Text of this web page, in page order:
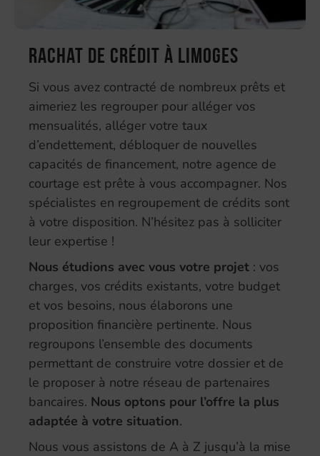
Rachat de crédit à Limoges
Si vous avez contracté de nombreux prêts et
aimeriez les regrouper pour alléger vos
mensualités, alléger votre taux
d’endettement, débloquer de nouvelles
capacités de financement, notre agence de
courtage est prête à vous accompagner. Nos
spécialistes en regroupement de crédits sont
à votre disposition. N’hésitez pas à solliciter
leur expertise !
Nous étudions avec vous votre projet : vos
charges, vos crédits existants, votre budget
et vos besoins, nous élaborons une
proposition financière pertinente. Nous
regroupons l’ensemble des documents
permettant de construire votre dossier et de
le proposer à notre réseau de partenaires
bancaires. Nous optons pour l’offre la plus
adaptée à votre situation.
Nous vous assistons de A à Z jusqu’à la mise